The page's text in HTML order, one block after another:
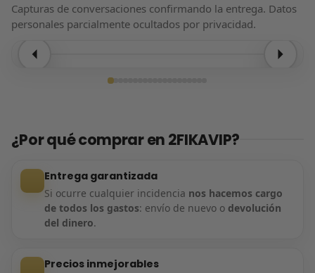
Capturas de conversaciones confirmando la entrega. Datos
personales parcialmente ocultados por privacidad.
¿Por qué comprar en 2FIKAVIP?
Entrega garantizada
Si ocurre cualquier incidencia nos hacemos cargo
de todos los gastos: envío de nuevo o devolución
del dinero.
Precios inmejorables